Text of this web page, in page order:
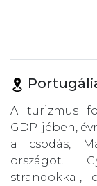
A turizmus
GDP-jében,
a csodás,
országot.
strandokkal,